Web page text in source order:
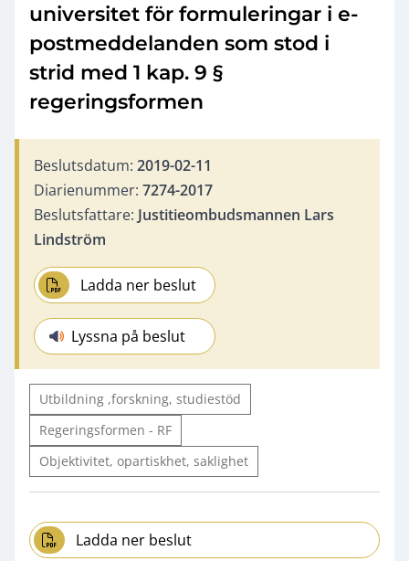
universitet för formuleringar i e-
postmeddelanden som stod i
strid med 1 kap. 9 §
regeringsformen
Beslutsdatum: 2019-02-11
Diarienummer: 7274-2017
Beslutsfattare: Justitieombudsmannen Lars
Lindström
Ladda ner beslut
Lyssna på beslut
Utbildning ,forskning, studiestöd
Regeringsformen - RF
Objektivitet, opartiskhet, saklighet
Ladda ner beslut